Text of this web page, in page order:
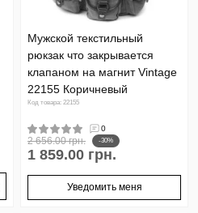
Мужской текстильный
рюкзак что закрывается
клапаном на магнит Vintage
22155 Коричневый
Код товара: 22155
0
2 656.00 грн. -30%
1 859.00 грн.
Уведомить меня